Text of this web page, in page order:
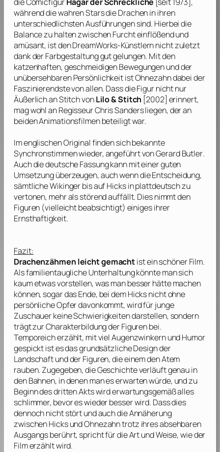
während die wahren Stars die Drachen in ihren
unterschiedlichsten Ausführungen sind. Hierbei die
Balance zu halten zwischen Furcht einflößend und
amüsant, ist denDreamWorks-Künstlern nicht zuletzt
dank der Farbgestaltung gut gelungen. Mit den
katzenhaften, geschmeidigen Bewegungen und der
unübersehbaren Persönlichkeit ist Ohnezahn dabei der
Faszinierendste von allen. Dass die Figur nicht nur
Äußerlich an Stitch vonLilo & Stitch [2002] erinnert,
mag wohl an RegisseurChris Sandersliegen, der an
beiden Animationsfilmen beteiligt war.
Im englischen Original finden sich bekannte
Synchronstimmen wieder, angeführt vonGerard Butler.
Auch die deutsche Fassung kann mit einer guten
Umsetzung überzeugen, auch wenn die Entscheidung,
sämtliche Wikinger bis auf Hicks in plattdeutsch zu
vertonen, mehr als störend auffällt. Dies nimmt den
Figuren (vielleicht beabsichtigt) einiges ihrer
Ernsthaftigkeit.
Fazit:
Drachenzähmen leicht gemachtist ein schöner Film.
Als familientaugliche Unterhaltung könnte man sich
kaum etwas vorstellen, was man besser hätte machen
können, sogar das Ende, bei dem Hicks nicht ohne
persönliche Opfer davonkommt, wird für junge
Zuschauer keine Schwierigkeiten darstellen, sondern
trägt zur Charakterbildung der Figuren bei.
Temporeich erzählt, mit viel Augenzwinkern und Humor
gespickt ist es das grundsätzliche Design der
Landschaft und der Figuren, die einem den Atem
rauben. Zugegeben, die Geschichte verläuft genau in
den Bahnen, in denen man es erwarten würde, und zu
Beginn des dritten Akts wird erwartungsgemäß alles
schlimmer, bevor es wieder besser wird. Dass dies
dennoch nicht stört und auch die Annäherung
zwischen Hicks und Ohnezahn trotz ihres absehbaren
Ausgangs berührt, spricht für die Art und Weise, wie der
Film erzählt wird.